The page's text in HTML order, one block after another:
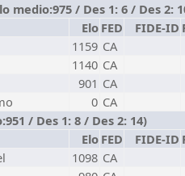
medio:975 / Des 1: 6 / Des 2:
Elo FED FIDE-ID
1159 CA
1140 CA
901 CA
0 CA
/ Des 1: 8 / Des 2: 14)
Elo FED FIDE-ID
1098 CA